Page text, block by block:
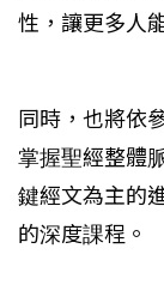
性，讓更多人
同時，也將依
掌握聖經整體
鍵經文為主的
的深度課程。